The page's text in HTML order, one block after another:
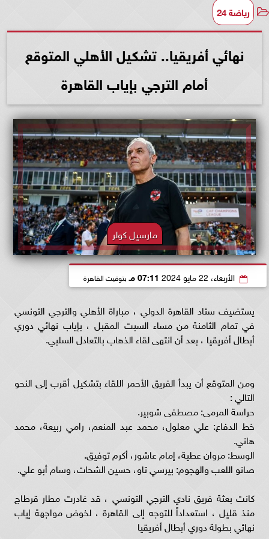
رياضة 24
نهائي أفريقيا.. تشكيل الأهلي المتوقع
أمام الترجي بإياب القاهرة
مارسيل كولر
الأربعاء، 22 مايو 2024 07:11 مـ بتوقيت القاهرة
يستضيف ستاد القاهرة الدولي ، مباراة الأهلي والترجي التونسي
في تمام الثامنة من مساء السبت المقبل ، بإياب نهائي دوري
أبطال أفريقيا ، بعد أن انتهى لقاء الذهاب بالتعادل السلبي.
ومن المتوقع أن يبدأ الفريق الأحمر اللقاء بتشكيل أقرب إلى النحو
التالي :
حراسة المرمى: مصطفى شوبير.
خط الدفاع: علي معلول، محمد عبد المنعم، رامي ربيعة، محمد
هاني.
الوسط: مروان عطية، إمام عاشور، أكرم توفيق.
صانو اللعب والهجوم: بيرسي تاو، حسين الشحات، وسام أبو علي.
كانت بعثة فريق نادي الترجي التونسي ، قد غادرت مطار قرطاج
منذ قليل ، استعداداً للتوجه إلى القاهرة ، لخوض مواجهة إياب
نهائي بطولة دوري أبطال أفريقيا